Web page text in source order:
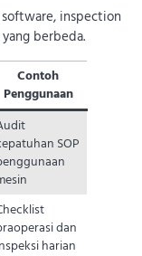
inspection
berbeda.
Contoh
Penggunaan
SOP
dan
harian